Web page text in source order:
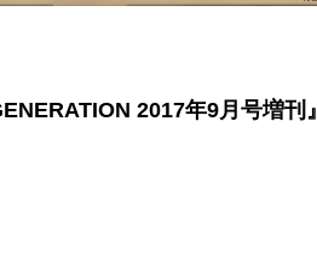
2017年9月号増刊』